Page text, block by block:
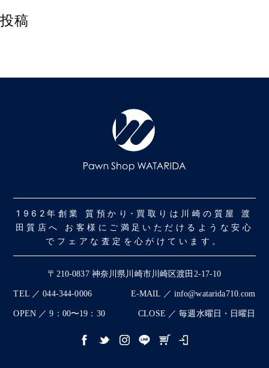
投稿
1962年創業 質預かり･買取りは川崎の質屋 渡
田質店へ お客様にご満足いただけるような安心
でフェアな査定を心がけています。
〒210-0837 神奈川県川崎市川崎区渡田2-17-10
TEL ／ 044-344-0006 E-MAIL ／ info@watarida710.com
OPEN ／ 9：00〜19：30 CLOSE ／ 毎週水曜日・日曜日